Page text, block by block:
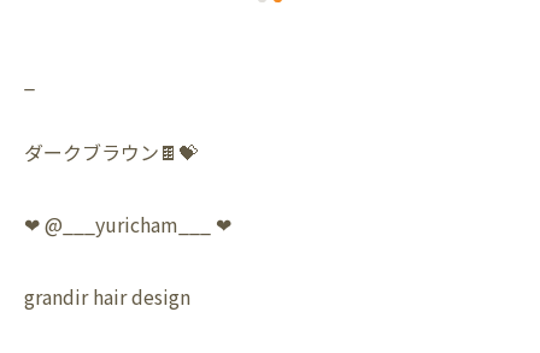
ダークブラウン🍫💝
❤︎ @___yuricham___ ❤︎
grandir hair design